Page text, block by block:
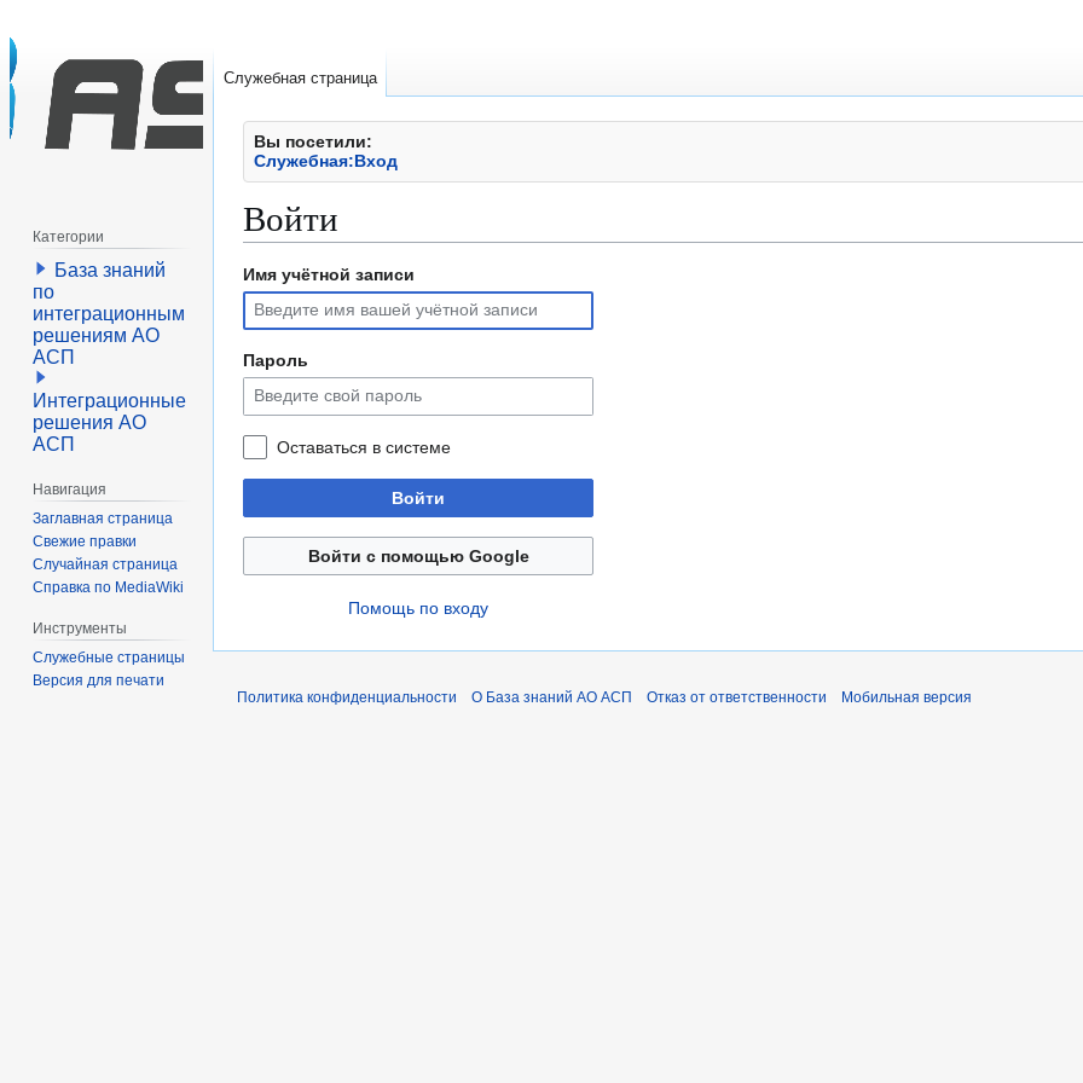
Вы посетили:
Служебная:Вход
Войти
Перейти
навигации
Перейти
поиску
Имя учётной записи
Пароль
Оставаться в системе
Войти
Войти с помощью Google
Помощь по входу
Служебная страница
Категории
База знаний
по
интеграционным
решениям АО
АСП
Интеграционные
решения АО
АСП
Навигация
Заглавная страница
Свежие правки
Случайная страница
Справка по MediaWiki
Инструменты
Служебные страницы
Версия для печати
Политика конфиденциальности
О База знаний АО АСП Отказ от ответственности Мобильная версия